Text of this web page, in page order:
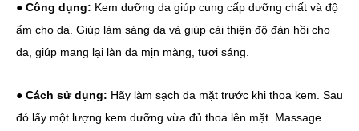
● Công dụng: Kem dưỡng da giúp cung cấp dưỡng chất và độ
ẩm cho da. Giúp làm sáng da và giúp cải thiện độ đàn hồi cho
da, giúp mang lại làn da mịn màng, tươi sáng.
● Cách sử dụng: Hãy làm sạch da mặt trước khi thoa kem. Sau
đó lấy một lượng kem dưỡng vừa đủ thoa lên mặt. Massage